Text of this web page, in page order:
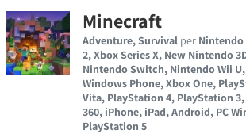
Minecraft
Adventure, Survival per
2, Xbox Series X, New Nintendo
Nintendo Switch, Nintendo Wii U,
Windows Phone, Xbox One,
Vita, PlayStation 4, PlayStation
360, iPhone, iPad, Android, PC
PlayStation 5